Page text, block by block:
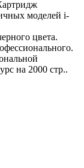
моделей i-
цвета.
на 2000 стр..